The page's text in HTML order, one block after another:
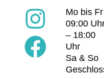
Mo bis Fr
09:00
– 18:00
Uhr
Sa & So